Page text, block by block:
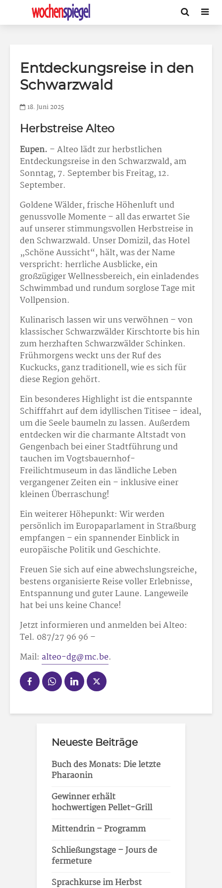
Entdeckungsreise in den
Schwarzwald
18. Juni 2025
Herbstreise Alteo
Eupen. – Alteo lädt zur herbstlichen
Entdeckungsreise in den Schwarzwald, am
Sonntag, 7. September bis Freitag, 12.
September.
Goldene Wälder, frische Höhenluft und
genussvolle Momente – all das erwartet Sie
auf unserer stimmungsvollen Herbstreise in
den Schwarzwald. Unser Domizil, das Hotel
„Schöne Aussicht“, hält, was der Name
verspricht: herrliche Ausblicke, ein
großzügiger Wellnessbereich, ein einladendes
Schwimmbad und rundum sorglose Tage mit
Vollpension.
Kulinarisch lassen wir uns verwöhnen – von
klassischer Schwarzwälder Kirschtorte bis hin
zum herzhaften Schwarzwälder Schinken.
Frühmorgens weckt uns der Ruf des
Kuckucks, ganz traditionell, wie es sich für
diese Region gehört.
Ein besonderes Highlight ist die entspannte
Schifffahrt auf dem idyllischen Titisee – ideal,
um die Seele baumeln zu lassen. Außerdem
entdecken wir die charmante Altstadt von
Gengenbach bei einer Stadtführung und
tauchen im Vogtsbauernhof-
Freilichtmuseum in das ländliche Leben
vergangener Zeiten ein – inklusive einer
kleinen Überraschung!
Ein weiterer Höhepunkt: Wir werden
persönlich im Europaparlament in Straßburg
empfangen – ein spannender Einblick in
europäische Politik und Geschichte.
Freuen Sie sich auf eine abwechslungsreiche,
bestens organisierte Reise voller Erlebnisse,
Entspannung und guter Laune. Langeweile
hat bei uns keine Chance!
Jetzt informieren und anmelden bei Alteo:
Tel. 087/27 96 96 –
Mail: alteo-dg@mc.be.
Neueste Beiträge
Buch des Monats: Die letzte
Pharaonin
Gewinner erhält
hochwertigen Pellet-Grill
Mittendrin – Programm
Schließungstage – Jours de
fermeture
Sprachkurse im Herbst